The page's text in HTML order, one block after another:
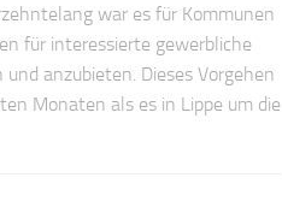
war es für Kommunen
für interessierte gewerbliche
anzubieten. Dieses Vorgehen
Monaten als es in Lippe um die